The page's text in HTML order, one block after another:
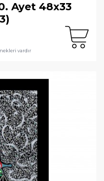
Ayet 48x33
vardır